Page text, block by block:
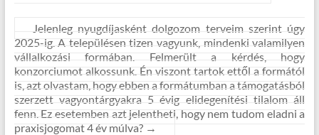
Jelenleg nyugdíjasként dolgozom terveim szerint úgy
2025-ig. A településen tizen vagyunk, mindenki valamilyen
vállalkozási formában. Felmerült a kérdés, hogy
konzorciumot alkossunk. Én viszont tartok ettől a formától
is, azt olvastam, hogy ebben a formátumban a támogatásból
szerzett vagyontárgyakra 5 évig elidegenítési tilalom áll
fenn. Ez esetemben azt jelentheti, hogy nem tudom eladni a
praxisjogomat 4 év múlva? →